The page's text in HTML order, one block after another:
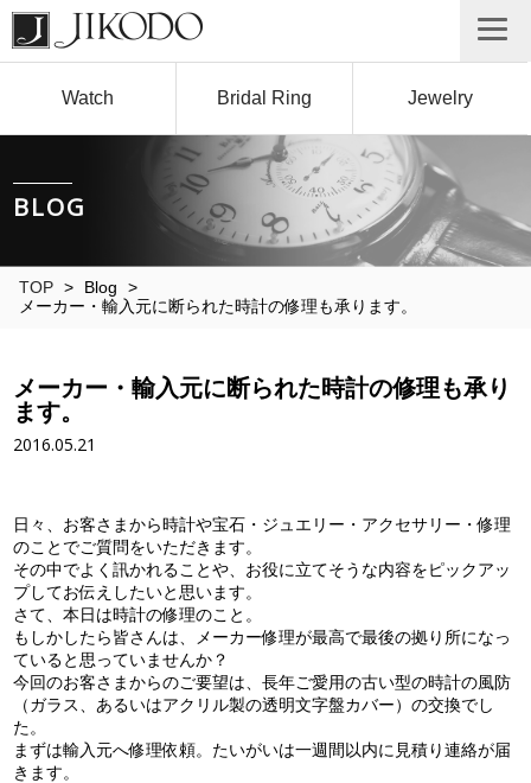
Watch Bridal Ring Jewelry
BLOG
TOP > Blog
>
メーカー・輸入元に断られた時計の修理も承ります。
メーカー・輸入元に断られた時計の修理も承り
ます。
2016.05.21
日々、お客さまから時計や宝石・ジュエリー・アクセサリー・修理
のことでご質問をいただきます。
その中でよく訊かれることや、お役に立てそうな内容をピックアッ
プしてお伝えしたいと思います。
さて、本日は時計の修理のこと。
もしかしたら皆さんは、メーカー修理が最高で最後の拠り所になっ
ていると思っていませんか？
今回のお客さまからのご要望は、長年ご愛用の古い型の時計の風防
（ガラス、あるいはアクリル製の透明文字盤カバー）の交換でし
た。
まずは輸入元へ修理依頼。たいがいは一週間以内に見積り連絡が届
きます。